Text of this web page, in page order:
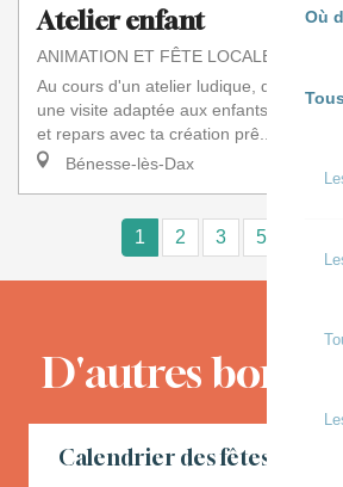
Où
Atelier enfant
ANIMATION ET FÊTE LOCALE
Au cours d'un atelier ludique, découvre
une visite adaptée aux enfants.
et repars avec ta création prê...
Bénesse-lès-Dax
1 2 3 5+
D'autres bons
Calendrier des fêtes locales